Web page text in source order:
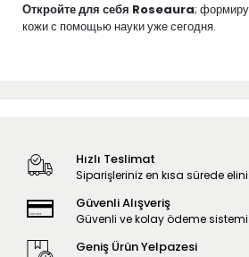
Откройте для себя Roseaura;
кожи с помощью науки уже сегодня.
Hızlı Teslimat
Siparişleriniz en kısa sürede
Güvenli Alışveriş
Güvenli ve kolay ödeme sistemi
Geniş Ürün Yelpazesi